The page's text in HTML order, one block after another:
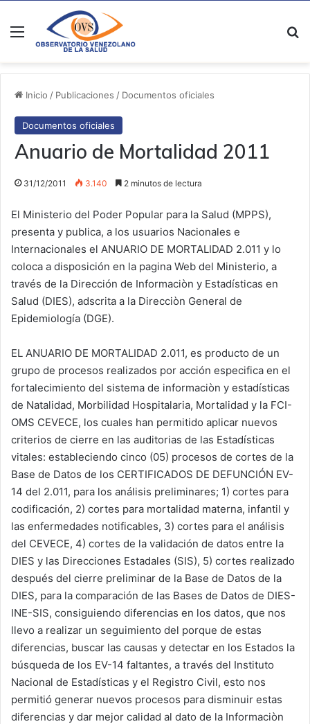
Menú
Inicio / Publicaciones / Documentos oficiales
Documentos oficiales
Anuario de Mortalidad 2011
31/12/2011 3.140 2 minutos de lectura
El Ministerio del Poder Popular para la Salud (MPPS),
presenta y publica, a los usuarios Nacionales e
Internacionales el ANUARIO DE MORTALIDAD 2.011 y lo
coloca a disposición en la pagina Web del Ministerio, a
través de la Dirección de Informaciòn y Estadísticas en
Salud (DIES), adscrita a la Direcciòn General de
Epidemiología (DGE).
EL ANUARIO DE MORTALIDAD 2.011, es producto de un
grupo de procesos realizados por acción especifica en el
fortalecimiento del sistema de informaciòn y estadísticas
de Natalidad, Morbilidad Hospitalaria, Mortalidad y la FCI-
OMS CEVECE, los cuales han permitido aplicar nuevos
criterios de cierre en las auditorias de las Estadísticas
vitales: estableciendo cinco (05) procesos de cortes de la
Base de Datos de los CERTIFICADOS DE DEFUNCIÓN EV-
14 del 2.011, para los análisis preliminares; 1) cortes para
codificación, 2) cortes para mortalidad materna, infantil y
las enfermedades notificables, 3) cortes para el análisis
del CEVECE, 4) cortes de la validación de datos entre la
DIES y las Direcciones Estadales (SIS), 5) cortes realizado
después del cierre preliminar de la Base de Datos de la
DIES, para la comparación de las Bases de Datos de DIES-
INE-SIS, consiguiendo diferencias en los datos, que nos
llevo a realizar un seguimiento del porque de estas
diferencias, buscar las causas y detectar en los Estados la
búsqueda de los EV-14 faltantes, a través del Instituto
Nacional de Estadísticas y el Registro Civil, esto nos
permitió generar nuevos procesos para disminuir estas
diferencias y dar mejor calidad al dato de la Informaciòn